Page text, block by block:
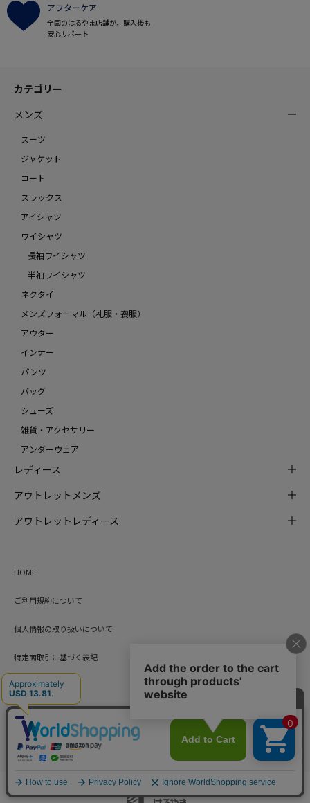
アフターケア
全国のはるやま店舗が、購入後も
安心サポート
カテゴリー
メンズ
スーツ
ジャケット
コート
スラックス
アイシャツ
ワイシャツ
長袖ワイシャツ
半袖ワイシャツ
ネクタイ
メンズフォーマル（礼服・喪服）
アウター
インナー
パンツ
バッグ
シューズ
雑貨・アクセサリー
アンダーウェア
レディース
アウトレットメンズ
アウトレットレディース
HOME
ご利用規約について
個人情報の取り扱いについて
特定商取引に基づく表記
会社概要
カード会員（情報変更/ポイント照会）
お問い合わせ